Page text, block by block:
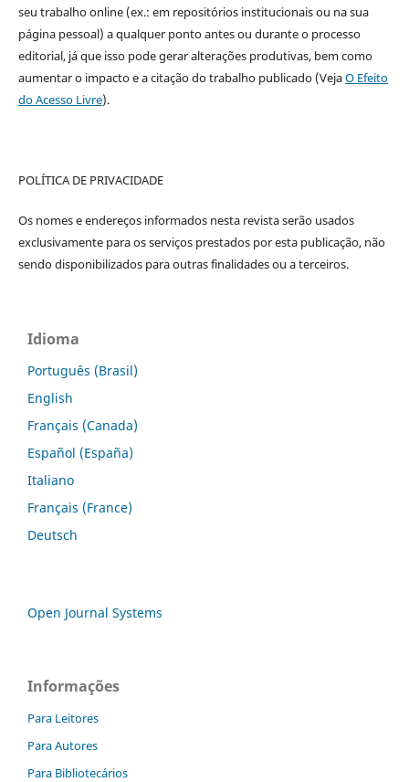
seu trabalho online (ex.: em repositórios institucionais ou na sua
página pessoal) a qualquer ponto antes ou durante o processo
editorial, já que isso pode gerar alterações produtivas, bem como
aumentar o impacto e a citação do trabalho publicado (VejaO Efeito
do Acesso Livre).
POLÍTICA DE PRIVACIDADE
Os nomes e endereços informados nesta revista serão usados
exclusivamente para os serviços prestados por esta publicação, não
sendo disponibilizados para outras finalidades ou a terceiros.
Idioma
Português (Brasil)
English
Français (Canada)
Español (España)
Italiano
Français (France)
Deutsch
Open Journal Systems
Informações
Para Leitores
Para Autores
Para Bibliotecários